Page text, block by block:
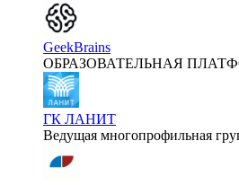
GeekBrains
ОБРАЗОВАТЕЛЬНАЯ
ГК ЛАНИТ
Ведущая многопрофильная